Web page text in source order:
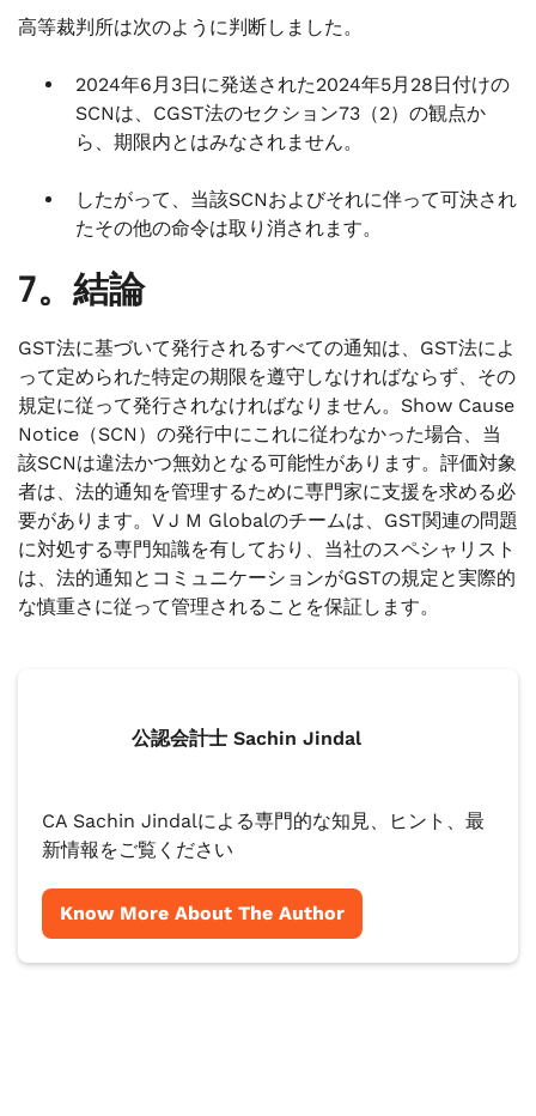
高等裁判所は次のように判断しました。
2024年6月3日に発送された2024年5月28日付けの
SCNは、CGST法のセクション73（2）の観点か
ら、期限内とはみなされません。
したがって、当該SCNおよびそれに伴って可決され
たその他の命令は取り消されます。
7。結論
GST法に基づいて発行されるすべての通知は、GST法によ
って定められた特定の期限を遵守しなければならず、その
規定に従って発行されなければなりません。Show Cause
Notice（SCN）の発行中にこれに従わなかった場合、当
該SCNは違法かつ無効となる可能性があります。評価対象
者は、法的通知を管理するために専門家に支援を求める必
要があります。V J M Globalのチームは、GST関連の問題
に対処する専門知識を有しており、当社のスペシャリスト
は、法的通知とコミュニケーションがGSTの規定と実際的
な慎重さに従って管理されることを保証します。
公認会計士 Sachin Jindal
CA Sachin Jindalによる専門的な知見、ヒント、最
新情報をご覧ください
Know More About The Author